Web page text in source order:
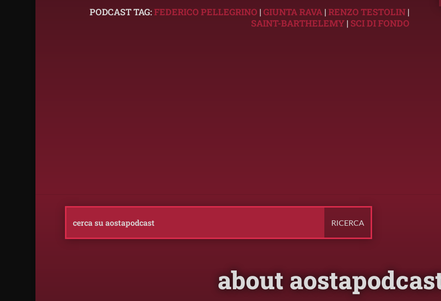
PODCAST TAG:FEDERICO PELLEGRINO |GIUNTA RAVA |RENZO TESTOLIN |
SAINT-BARTHELEMY | SCI DI FONDO
about